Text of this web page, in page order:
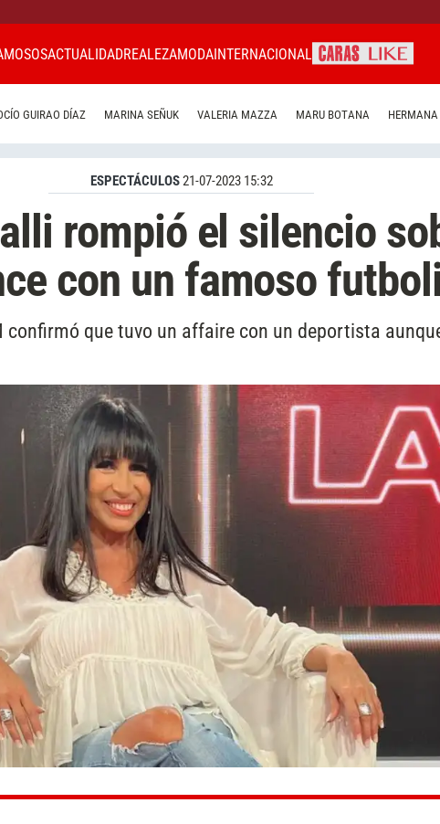
ACTUALIDADREALEZAMODAINTERNACIONAL
GUIRAO DÍAZ MARINA SEÑUK VALERIA MAZZA MARU BOTANA HERMANA
ESPECTÁCULOS21-07-2023 15:32
rompió el silencio
con un famoso
confirmó que tuvo un affaire con un deportista